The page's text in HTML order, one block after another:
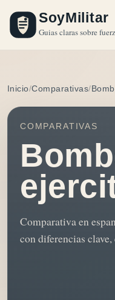
SoyMilitar
Guias claras sobre
Inicio Comparativas
COMPARATIVAS
Comparativa en
con diferencias